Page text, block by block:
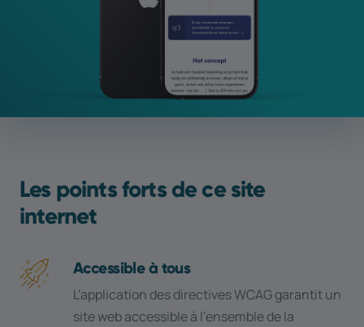
Les points forts de ce site
internet
Accessible à tous
L'application des directives WCAG garantit un
site web accessible à l'ensemble de la